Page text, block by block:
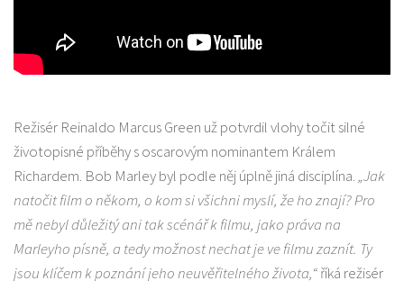
Režisér Reinaldo Marcus Green už potvrdil vlohy točit silné
životopisné příběhy s oscarovým nominantem Králem
Richardem. Bob Marley byl podle něj úplně jiná disciplína.„Jak
natočit film o někom, o kom si všichni myslí, že ho znají? Pro
mě nebyl důležitý ani tak scénář k filmu, jako práva na
Marleyho písně, a tedy možnost nechat je ve filmu zaznít. Ty
jsou klíčem k poznání jeho neuvěřitelného života,“říká režisér